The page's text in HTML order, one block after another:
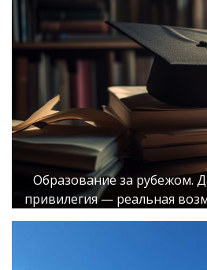
Образование за рубежом.
привилегия — реальная